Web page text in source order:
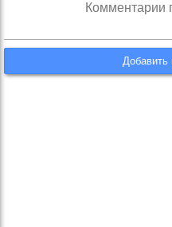
Комментарии
Добавить